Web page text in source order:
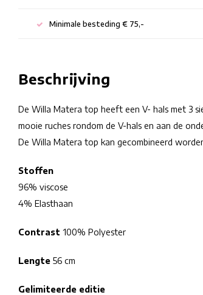
Minimale besteding € 75,-
Beschrijving
De Willa Matera top heeft een V- hals met 3
mooie ruches rondom de V-hals en aan de
De Willa Matera top kan gecombineerd
Stoffen
96% viscose
4% Elasthaan
Contrast 100% Polyester
Lengte 56 cm
Gelimiteerde editie